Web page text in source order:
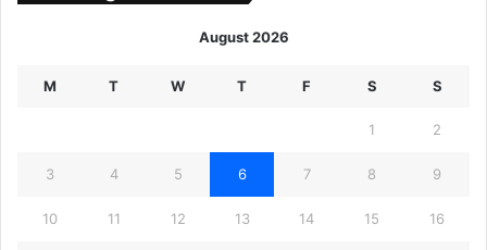
August 2026
M T W T F S S
1 2
3 4 5 6 7 8 9
10 11 12 13 14 15 16